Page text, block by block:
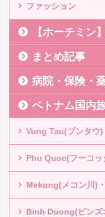
ファッション
【ホーチミン
まとめ記事
病院・保険・
ベトナム国内
Vung Tau(ブンタウ
Phu Quoc(フーコッ
Mekong(メコン川)
Binh Duong(ビンズ